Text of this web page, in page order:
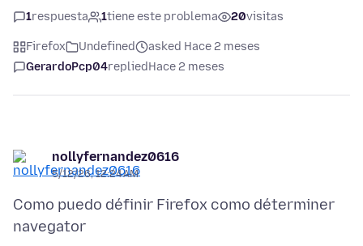
1respuesta 1tiene este problema 20visitas
Firefox Undefined
asked Hace 2 meses
GerardoPcp04repliedHace 2 meses
nollyfernandez0616
5/12/26, 12:24 AM
Como puedo définir Firefox como déterminer